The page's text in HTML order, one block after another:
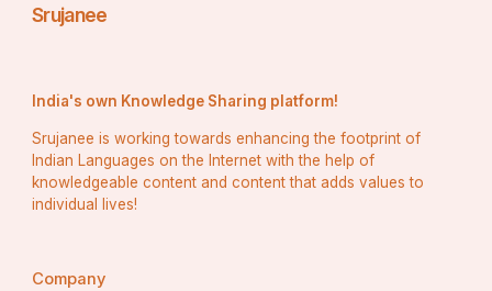
Srujanee
India's own Knowledge Sharing platform!
Srujanee is working towards enhancing the footprint of
Indian Languages on the Internet with the help of
knowledgeable content and content that adds values to
individual lives!
Company